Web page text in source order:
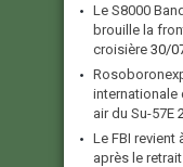
Le S8000
brouille la
croisière 30/
internationale
air du Su-57E
Le FBI revient
après le